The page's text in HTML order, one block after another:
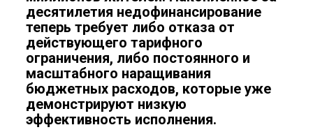
десятилетия недофинансирование
теперь требует либо отказа от
действующего тарифного
ограничения, либо постоянного и
масштабного наращивания
бюджетных расходов, которые уже
демонстрируют низкую
эффективность исполнения.